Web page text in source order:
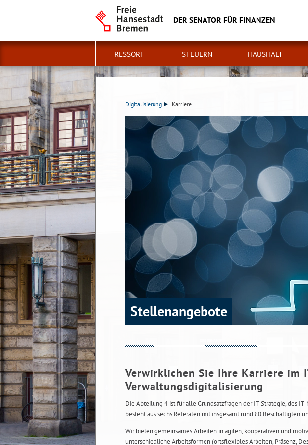
DER SENATOR FÜR FINANZEN
RESSORT STEUERN HAUSHALT
Digitalisierung Karriere
Stellenangebote
Verwirklichen Sie Ihre Karriere im
Verwaltungsdigitalisierung
Die Abteilung 4 ist für alle Grundsatzfragen derIT-Strategie, des IT-
besteht aus sechs Referaten mit insgesamt rund 80 Beschäftigten
Wir bieten gemeinsames Arbeiten in agilen, kooperativen und
unterschiedliche Arbeitsformen (ortsflexibles Arbeiten, Präsenz,